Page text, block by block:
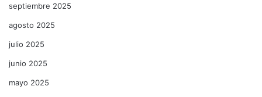
septiembre 2025
agosto 2025
julio 2025
junio 2025
mayo 2025